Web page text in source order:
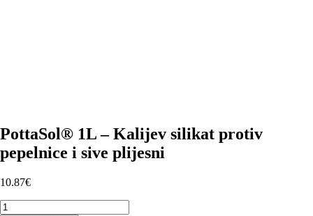
PottaSol® 1L – Kalijev silikat protiv
pepelnice i sive plijesni
10.87€
PottaSol®